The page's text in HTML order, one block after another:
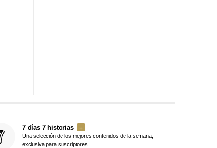
7 días 7 historias
Una selección de los mejores contenidos de la semana,
exclusiva para suscriptores